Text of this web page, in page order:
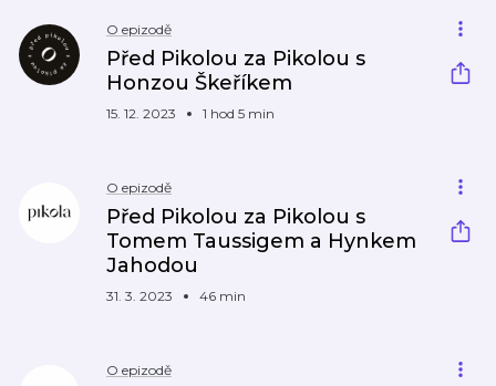
O epizodě
Před Pikolou za Pikolou s
Honzou Škeříkem
15. 12. 2023 1 hod 5 min
O epizodě
Před Pikolou za Pikolou s
Tomem Taussigem a Hynkem
Jahodou
31. 3. 2023 46 min
O epizodě